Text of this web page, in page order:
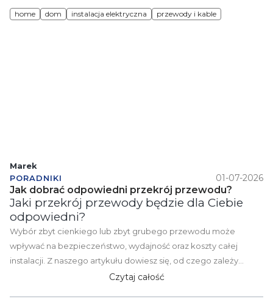
wykonać trasę kablową. Sprawdź, jak uniknąć najczęstszych
błędów i zadbaj o niezawodne zasilanie na długie lata.
home dom instalacja elektryczna przewody i kable
PORADNIKI 01-07-2026
Jak dobrać odpowiedni przekrój przewodu?
Jaki przekrój przewody będzie dla Ciebie
odpowiedni?
Wybór zbyt cienkiego lub zbyt grubego przewodu może
wpływać na bezpieczeństwo, wydajność oraz koszty całej
instalacji. Z naszego artykułu dowiesz się, od czego zależy
dobór przekroju przewodu, jakie czynniki należy uwzględnić
Czytaj całość
Marek